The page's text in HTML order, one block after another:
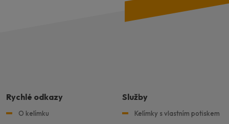
Rychlé odkazy
O kelímku
Služby
Kelímky s vlastním potiskem